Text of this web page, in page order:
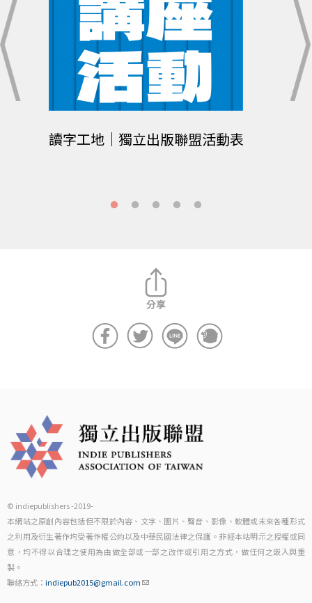
讀字工地｜獨立出版聯盟活動表
© indiepublishers -2019-
本網站之原創內容包括但不限於內容、文字、圖片、聲音、影像、軟體或未來各種形式
之利用及衍生著作均受著作權公約以及中華民國法律之保護。非經本站明示之授權或同
意，均不得以合理之使用為由做全部或一部之改作或引用之方式，做任何之嵌入與重
製。
聯絡方式： indiepub2015@gmail.com